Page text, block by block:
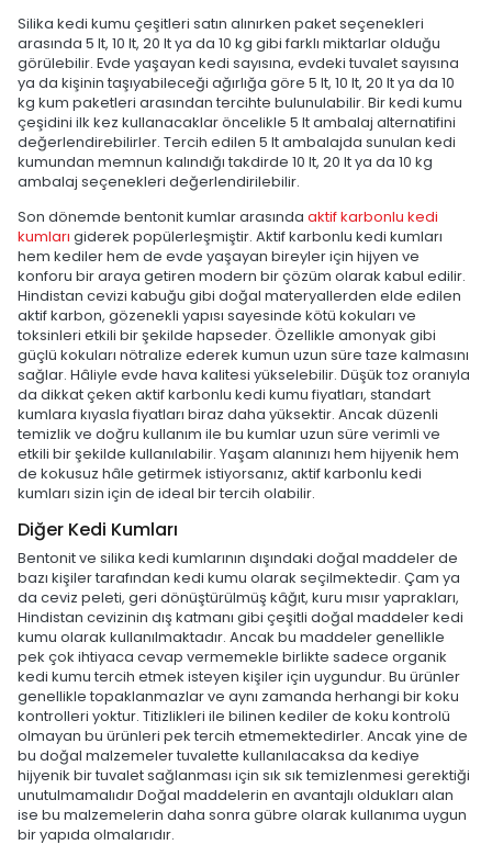
Silika kedi kumu çeşitleri satın alınırken paket seçenekleri
arasında 5 lt, 10 lt, 20 lt ya da 10 kg gibi farklı miktarlar olduğu
görülebilir. Evde yaşayan kedi sayısına, evdeki tuvalet sayısına
ya da kişinin taşıyabileceği ağırlığa göre 5 lt, 10 lt, 20 lt ya da 10
kg kum paketleri arasından tercihte bulunulabilir. Bir kedi kumu
çeşidini ilk kez kullanacaklar öncelikle 5 lt ambalaj alternatifini
değerlendirebilirler. Tercih edilen 5 lt ambalajda sunulan kedi
kumundan memnun kalındığı takdirde 10 lt, 20 lt ya da 10 kg
ambalaj seçenekleri değerlendirilebilir.
Son dönemde bentonit kumlar arasında aktif karbonlu kedi
kumları giderek popülerleşmiştir. Aktif karbonlu kedi kumları
hem kediler hem de evde yaşayan bireyler için hijyen ve
konforu bir araya getiren modern bir çözüm olarak kabul edilir.
Hindistan cevizi kabuğu gibi doğal materyallerden elde edilen
aktif karbon, gözenekli yapısı sayesinde kötü kokuları ve
toksinleri etkili bir şekilde hapseder. Özellikle amonyak gibi
güçlü kokuları nötralize ederek kumun uzun süre taze kalmasını
sağlar. Hâliyle evde hava kalitesi yükselebilir. Düşük toz oranıyla
da dikkat çeken aktif karbonlu kedi kumu fiyatları, standart
kumlara kıyasla fiyatları biraz daha yüksektir. Ancak düzenli
temizlik ve doğru kullanım ile bu kumlar uzun süre verimli ve
etkili bir şekilde kullanılabilir. Yaşam alanınızı hem hijyenik hem
de kokusuz hâle getirmek istiyorsanız, aktif karbonlu kedi
kumları sizin için de ideal bir tercih olabilir.
Diğer Kedi Kumları
Bentonit ve silika kedi kumlarının dışındaki doğal maddeler de
bazı kişiler tarafından kedi kumu olarak seçilmektedir. Çam ya
da ceviz peleti, geri dönüştürülmüş kâğıt, kuru mısır yaprakları,
Hindistan cevizinin dış katmanı gibi çeşitli doğal maddeler kedi
kumu olarak kullanılmaktadır. Ancak bu maddeler genellikle
pek çok ihtiyaca cevap vermemekle birlikte sadece organik
kedi kumu tercih etmek isteyen kişiler için uygundur. Bu ürünler
genellikle topaklanmazlar ve aynı zamanda herhangi bir koku
kontrolleri yoktur. Titizlikleri ile bilinen kediler de koku kontrolü
olmayan bu ürünleri pek tercih etmemektedirler. Ancak yine de
bu doğal malzemeler tuvalette kullanılacaksa da kediye
hijyenik bir tuvalet sağlanması için sık sık temizlenmesi gerektiği
unutulmamalıdır Doğal maddelerin en avantajlı oldukları alan
ise bu malzemelerin daha sonra gübre olarak kullanıma uygun
bir yapıda olmalarıdır.